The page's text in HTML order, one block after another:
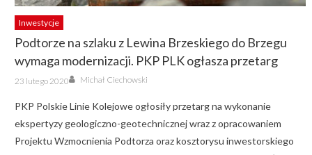
Inwestycje
Podtorze na szlaku z Lewina Brzeskiego do Brzegu
wymaga modernizacji. PKP PLK ogłasza przetarg
Posted
on
23 lutego 2020 Author
Michał Ciechowski
PKP Polskie Linie Kolejowe ogłosiły przetarg na wykonanie
ekspertyzy geologiczno-geotechnicznej wraz z opracowaniem
Projektu Wzmocnienia Podtorza oraz kosztorysu inwestorskiego